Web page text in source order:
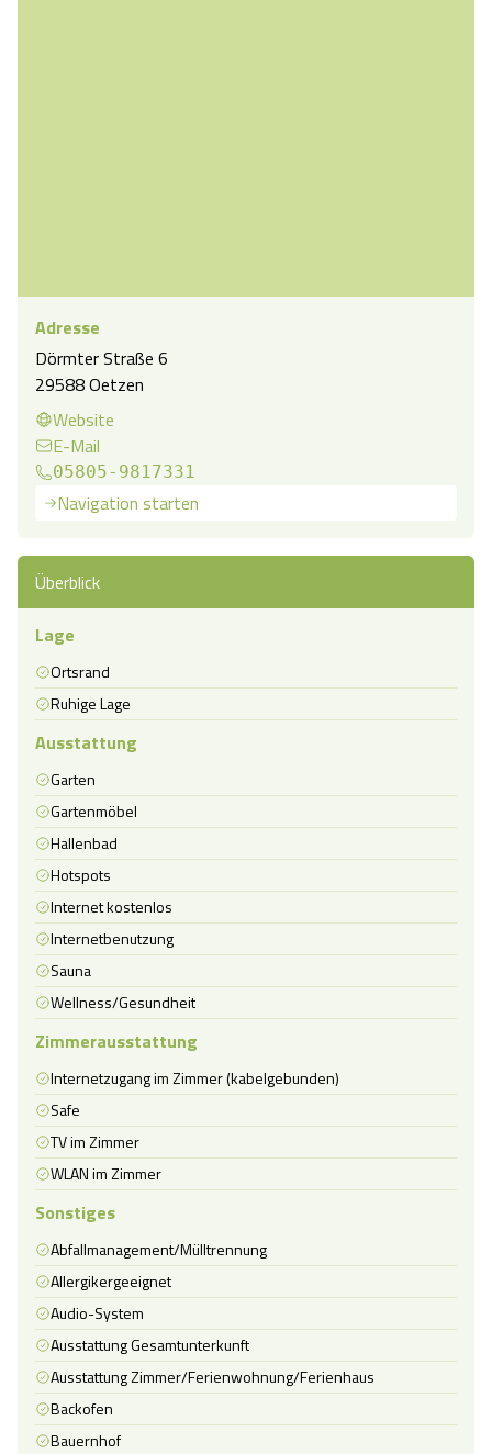
Adresse
Dörmter Straße 6
29588 Oetzen
Website
E-Mail
05805-9817331
Navigation starten
Überblick
Lage
Ortsrand
Ruhige Lage
Ausstattung
Garten
Gartenmöbel
Hallenbad
Hotspots
Internet kostenlos
Internetbenutzung
Sauna
Wellness/Gesundheit
Zimmerausstattung
Internetzugang im Zimmer (kabelgebunden)
Safe
TV im Zimmer
WLAN im Zimmer
Sonstiges
Abfallmanagement/Mülltrennung
Allergikergeeignet
Audio-System
Ausstattung Gesamtunterkunft
Ausstattung Zimmer/Ferienwohnung/Ferienhaus
Backofen
Bauernhof